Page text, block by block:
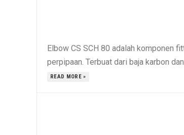
Elbow CS SCH 80 adalah komponen
perpipaan. Terbuat dari baja karbon
READ MORE »